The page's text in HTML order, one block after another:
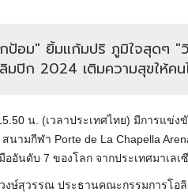
ป้อม" ยิ้มแก้มปริ ภูมิใจสุดๆ
มปิก 2024 เติมความสุขให้คน
น. (เวลาประเทศไทย) มีการแข่
นามกีฬา Porte de La Chapella
อันดับ 7 ของโลก จากประเทศมาเลเ
งษ์สุวรรณ ประธานคณะกรรมการโอ